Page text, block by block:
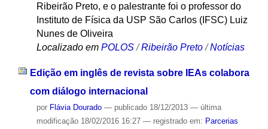
Ribeirão Preto, e o palestrante foi o professor do
Instituto de Física da USP São Carlos (IFSC) Luiz
Nunes de Oliveira
Localizado em POLOS /Ribeirão Preto /Notícias
Edição em inglês de revista sobre IEAs colabora
com diálogo internacional
por Flávia Dourado — publicado18/12/2013 — última
modificação18/02/2016 16:27 — registrado em: Parcerias